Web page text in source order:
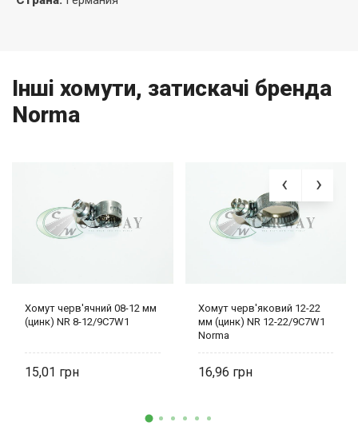
Інші хомути, затискачі бренда
Norma
Хомут черв'ячний 08-12 мм
(цинк) NR 8-12/9C7W1
15,01
Хомут черв'яковий 12-22
мм (цинк) NR 12-22/9C7W1
Norma
16,96